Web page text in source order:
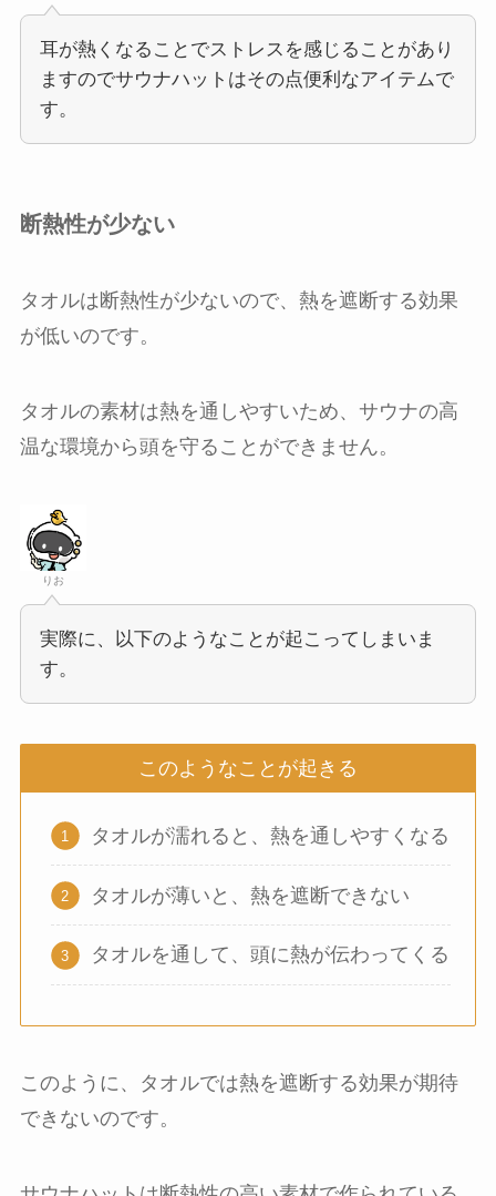
耳が熱くなることでストレスを感じることがあり
ますのでサウナハットはその点便利なアイテムで
す。
断熱性が少ない
タオルは断熱性が少ないので、熱を遮断する効果
が低いのです。
タオルの素材は熱を通しやすいため、サウナの高
温な環境から頭を守ることができません。
りお
実際に、以下のようなことが起こってしまいま
す。
このようなことが起きる
タオルが濡れると、熱を通しやすくなる
タオルが薄いと、熱を遮断できない
タオルを通して、頭に熱が伝わってくる
このように、タオルでは熱を遮断する効果が期待
できないのです。